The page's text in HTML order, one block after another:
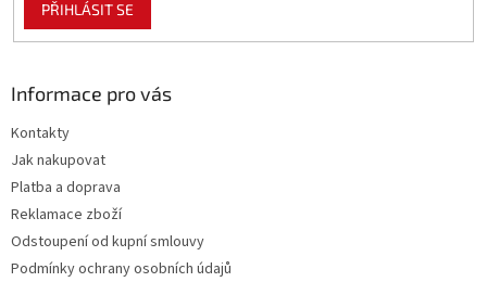
PŘIHLÁSIT SE
Informace pro vás
Kontakty
Jak nakupovat
Platba a doprava
Reklamace zboží
Odstoupení od kupní smlouvy
Podmínky ochrany osobních údajů